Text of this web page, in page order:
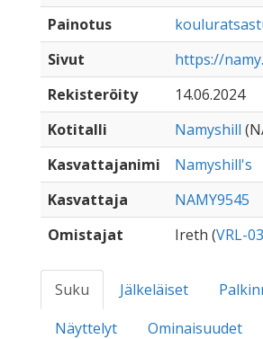
Painotus
Sivut
https://
Rekisteröity
14.06.2024
Kotitalli
Namyshill
Kasvattajanimi
Namyshill's
Kasvattaja
NAMY9545
Omistajat
Ireth (VRL-
Suku Jälkeläiset
Näyttelyt
Ominaisuudet